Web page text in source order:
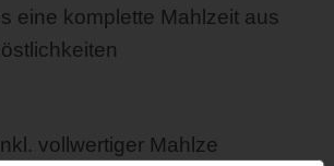
eine komplette Mahlzeit aus
vollwertiger Mahlze